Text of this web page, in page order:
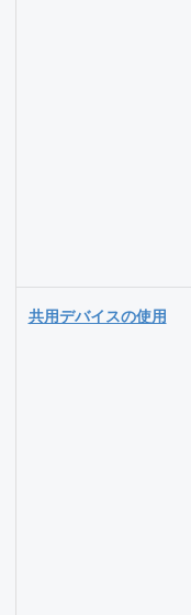
共用デバイスの使用